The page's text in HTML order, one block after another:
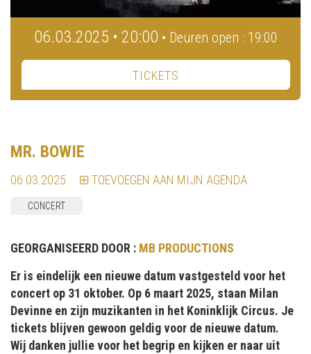
06.03.2025 • 20:00 • Deuren open : 19:00
TICKETS
MR. BOWIE
06.03.2025 TOEVOEGEN AAN MIJN AGENDA
CONCERT
GEORGANISEERD DOOR : MB PRODUCTIONS
Er is eindelijk een nieuwe datum vastgesteld voor het
concert op 31 oktober. Op 6 maart 2025, staan Milan
Devinne en zijn muzikanten in het Koninklijk Circus. Je
tickets blijven gewoon geldig voor de nieuwe datum.
Wij danken jullie voor het begrip en kijken er naar uit